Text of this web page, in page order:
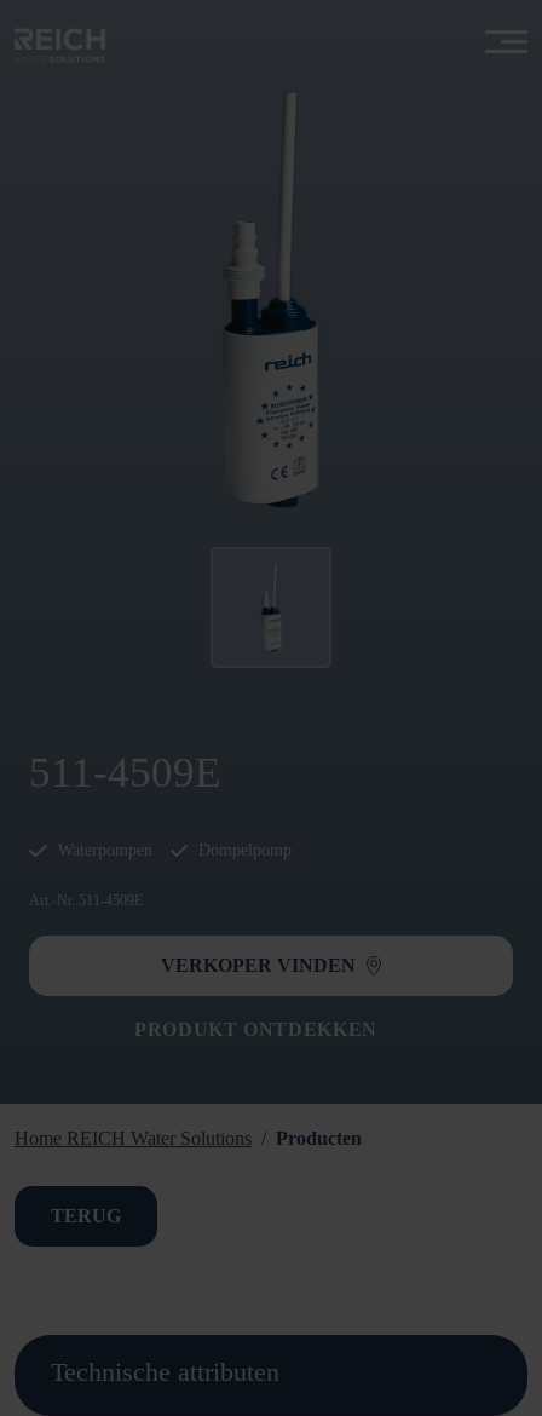
511-4509E
Waterpompen Dompelpomp
Art.-Nr. 511-4509E
VERKOPER VINDEN
PRODUKT ONTDEKKEN
Home REICH Water Solutions Producten
TERUG
Technische attributen